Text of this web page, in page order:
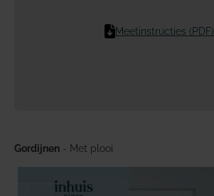
Meetinstructies (PDF)
Gordijnen - Met plooi